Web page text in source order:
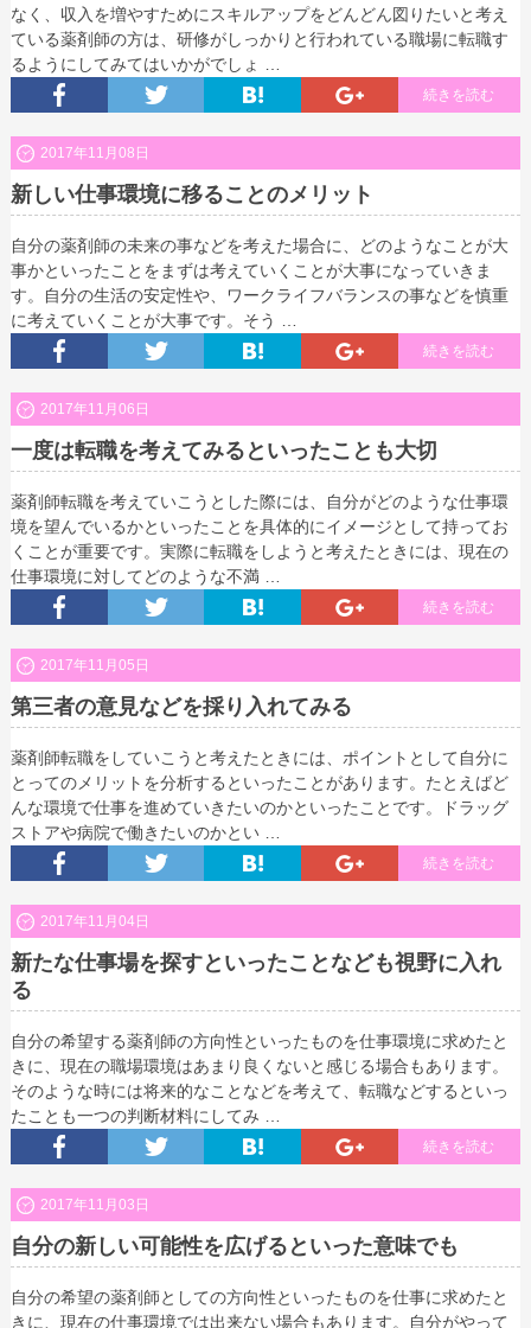
なく、収入を増やすためにスキルアップをどんどん図りたいと考え
ている薬剤師の方は、研修がしっかりと行われている職場に転職す
るようにしてみてはいかがでしょ …
続きを読む
2017年11月08日
新しい仕事環境に移ることのメリット
自分の薬剤師の未来の事などを考えた場合に、どのようなことが大
事かといったことをまずは考えていくことが大事になっていきま
す。自分の生活の安定性や、ワークライフバランスの事などを慎重
に考えていくことが大事です。そう …
続きを読む
2017年11月06日
一度は転職を考えてみるといったことも大切
薬剤師転職を考えていこうとした際には、自分がどのような仕事環
境を望んでいるかといったことを具体的にイメージとして持ってお
くことが重要です。実際に転職をしようと考えたときには、現在の
仕事環境に対してどのような不満 …
続きを読む
2017年11月05日
第三者の意見などを採り入れてみる
薬剤師転職をしていこうと考えたときには、ポイントとして自分に
とってのメリットを分析するといったことがあります。たとえばど
んな環境で仕事を進めていきたいのかといったことです。ドラッグ
ストアや病院で働きたいのかとい …
続きを読む
2017年11月04日
新たな仕事場を探すといったことなども視野に入れ
る
自分の希望する薬剤師の方向性といったものを仕事環境に求めたと
きに、現在の職場環境はあまり良くないと感じる場合もあります。
そのような時には将来的なことなどを考えて、転職などするといっ
たことも一つの判断材料にしてみ …
続きを読む
2017年11月03日
自分の新しい可能性を広げるといった意味でも
自分の希望の薬剤師としての方向性といったものを仕事に求めたと
きに、現在の仕事環境では出来ない場合もあります。自分がやって